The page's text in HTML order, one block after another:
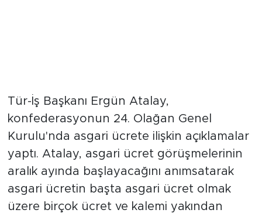
Tür-İş Başkanı Ergün Atalay,
konfederasyonun 24. Olağan Genel
Kurulu'nda asgari ücrete ilişkin açıklamalar
yaptı. Atalay, asgari ücret görüşmelerinin
aralık ayında başlayacağını anımsatarak
asgari ücretin başta asgari ücret olmak
üzere birçok ücret ve kalemi yakından